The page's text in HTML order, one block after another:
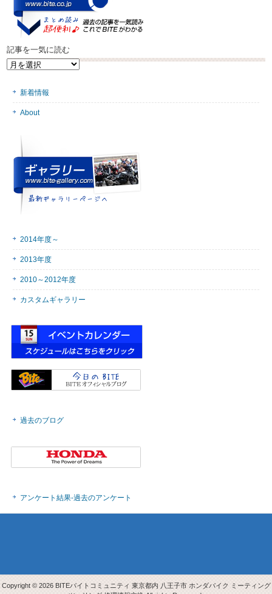
記事を一気に読む
記
新着情報
About
2014年度～
2013年度
2010～2012年度
カスタムギャラリー
過去のブログ
アンケート結果-過去のアンケート
Copyright © 2026 BITEバイトコミュニティ 東京都内 八王子市 ホンダバイク ミーティング